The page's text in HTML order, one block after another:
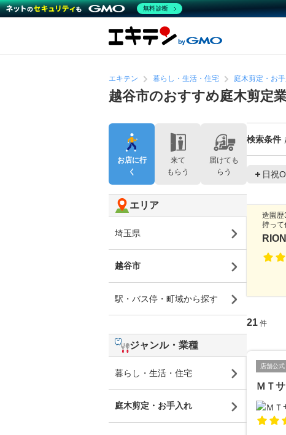
エキテン 暮らし・生活・住宅 庭木剪定・お
越谷市のおすすめ庭木剪定
検索条件
日祝
造園歴
持って
21 件
店舗公式
ＭＴ
お店に行
く
来て
もらう
届けても
らう
エリア
埼玉県
越谷市
駅・バス停・町域から探す
ジャンル・業種
暮らし・生活・住宅
庭木剪定・お手入れ
無料診断